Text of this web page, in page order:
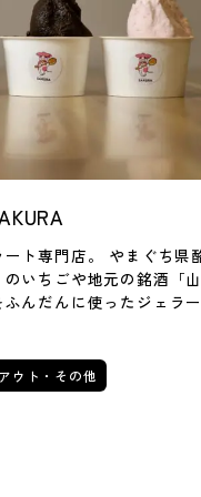
ト専門店。 やまぐち県
いちごや地元の銘酒「山
んだんに使ったジェラー
ウト・その他